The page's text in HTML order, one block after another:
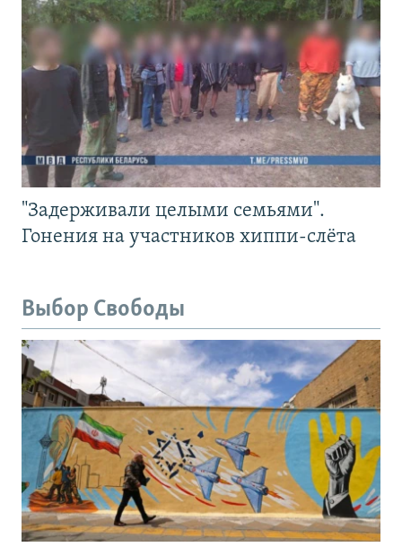
"Задерживали целыми семьями".
Гонения на участников хиппи-слёта
Выбор Свободы